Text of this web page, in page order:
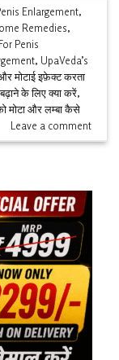
Enlargement,
Remedies,
Penis
, UpaVeda’s
और मोटाई इफ़ेक्ट करता
के लिए क्या करें,
मोटा और लम्बा कैसे
Leave a comment